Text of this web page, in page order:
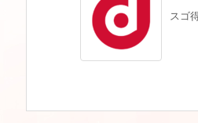
スゴ